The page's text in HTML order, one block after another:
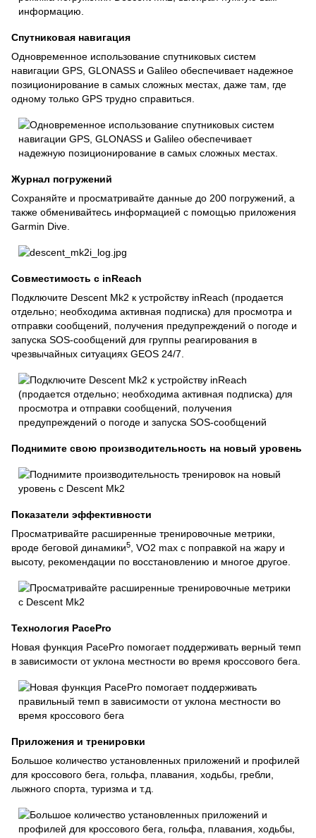
Спутниковая навигация
Одновременное использование спутниковых систем
навигации GPS, GLONASS и Galileo обеспечивает надежное
позиционирование в самых сложных местах, даже там, где
одному только GPS трудно справиться.
Журнал погружений
Сохраняйте и просматривайте данные до 200 погружений, а
также обменивайтесь информацией с помощью приложения
Garmin Dive.
Совместимость с inReach
Подключите Descent Mk2 к устройству inReach (продается
отдельно; необходима активная подписка) для просмотра и
отправки сообщений, получения предупреждений о погоде и
запуска SOS-сообщений для группы реагирования в
чрезвычайных ситуациях GEOS 24/7.
Поднимите свою производительность на новый уровень
Показатели эффективности
Просматривайте расширенные тренировочные метрики,
вроде беговой динамики5, VO2 max с поправкой на жару и
высоту, рекомендации по восстановлению и многое другое.
Технология PacePro
Новая функция PacePro помогает поддерживать верный темп
в зависимости от уклона местности во время кроссового бега.
Приложения и тренировки
Большое количество установленных приложений и профилей
для кроссового бега, гольфа, плавания, ходьбы, гребли,
лыжного спорта, туризма и т.д.